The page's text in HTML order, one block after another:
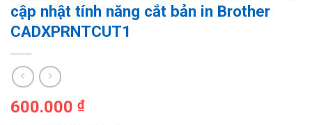
cập nhật tính năng cắt bản in Brother
CADXPRNTCUT1
600.000 ₫